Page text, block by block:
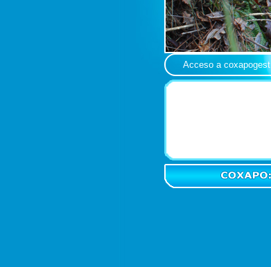
Acceso a coxapogest